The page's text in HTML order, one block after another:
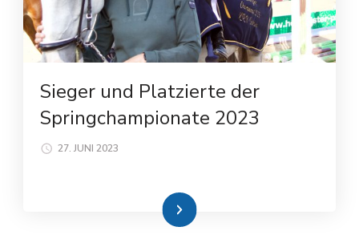
Sieger und Platzierte der
Springchampionate 2023
27. JUNI 2023
Weiterlesen